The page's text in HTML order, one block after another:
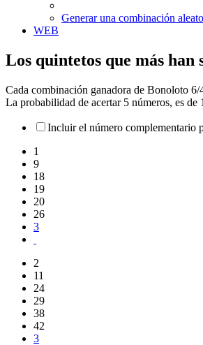
Generar una combinación
WEB
Los quintetos que más han
Cada combinación ganadora de Bonoloto 6/
La probabilidad de acertar 5 números, es
Incluir el número complementario
1
9
18
19
20
26
3
2
11
24
29
38
42
3